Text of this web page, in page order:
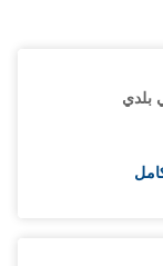
بلدي